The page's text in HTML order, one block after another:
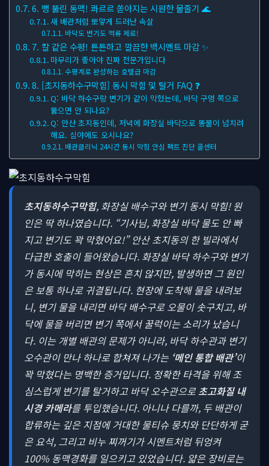
6. 뻥 뚫린 동맥! 콰르르 쏟아지는 시원한 물줄기 🌊
새 배관처럼 뽀얗게 드러난 속살
바닥도 변기도 역류 제로!
7. 칼 같은 수평! 튼튼하고 깔끔한 백시멘트 마감 ✨
마무리가 좋아야 진짜 전문가입니다
수평계로 완성하는 호텔급 마감
8. [초지동하수구막힘] 동시 막힘 및 탈거 FAQ ❓
Q: 바닥 하수구랑 변기가 같이 막혔는데, 바닥 구멍 쪽으로
뚫으면 안 되나요?
Q: 안산 초지동인데, 저녁에 화장실 바닥으로 똥물이 넘치려
해요. 심야에도 오시나요?
배관클리닉 24시간 동시 막힘 안심 팩트 진단 콜센터
초지동하수구막힘, 화장실 배수구와 변기 동시 막힘! 원
인은 딱 하나였습니다. “기사님, 화장실 바닥 물도 안 빠
지고 변기도 꽉 막혔어요!” 안산 초지동의 한 빌라에서
다급한 호출이 들어왔습니다. 화장실 바닥 하수구와 변기
가 동시에 막히는 현상은 흔치 않지만, 발생하면 그 원인
은 보통 하나로 귀결됩니다. 현장에 도착해 물을 내려보
니, 변기 물을 내리면 바닥 배수구로 오물이 솟구치고, 바
닥에 물을 버리면 변기 쪽에서 꿀럭이는 소리가 났습니
다. 이는 개별 배관의 문제가 아니라, 바닥 하수관과 변기
오수관이 만나 하나로 합쳐져 나가는 ‘메인 통합 배관’이
꽉 막혔다는 명백한 증거입니다. 정확한 타격을 위해 조
심스럽게 변기를 탈거하고 바닥 오수관으로초고화질 내
시경 카메라를 투입했습니다. 아니나 다를까, 두 배관이
합류하는 깊은 지점에 거대한 물티슈 뭉치와 단단하게 굳
은 요석, 그리고 비누 찌꺼기가 시멘트처럼 뒤엉켜
100% 동맥경화를 일으키고 있었습니다. 얇은 장비로는